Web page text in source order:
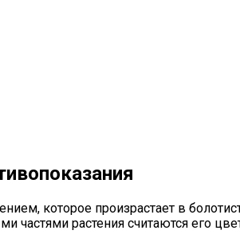
которое произрастает в
частями растения считаются его